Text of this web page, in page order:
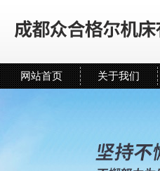
网站首页 关于我们